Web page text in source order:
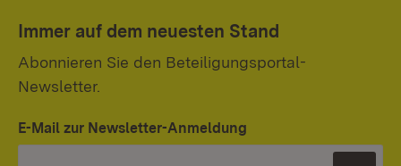
Immer auf dem neuesten Stand
Abonnieren Sie den Beteiligungsportal-
Newsletter.
E-Mail zur Newsletter-Anmeldung